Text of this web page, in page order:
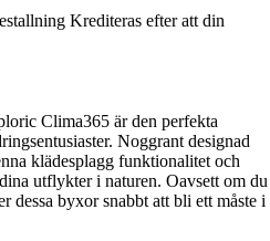
Krediteras efter att din
Clima365 är den perfekta
Noggrant designad
klädesplagg funktionalitet och
utflykter i naturen. Oavsett om du
dessa byxor snabbt att bli ett måste i